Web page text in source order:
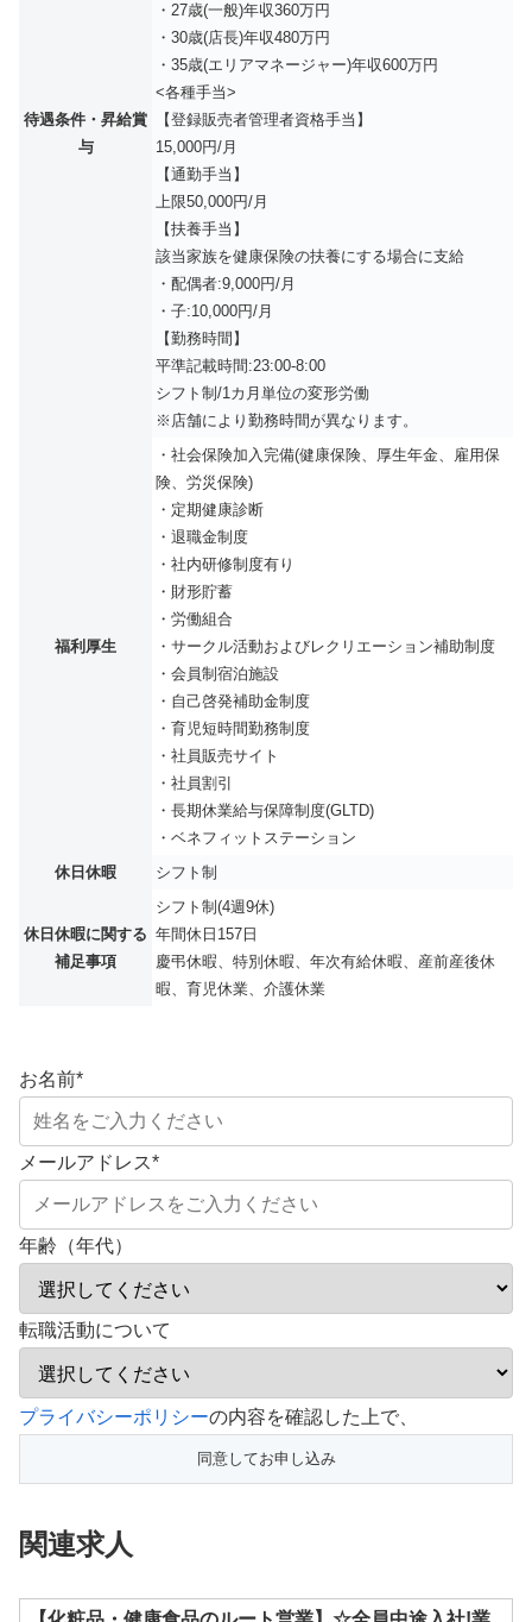
待遇条件・昇給賞
与
・27歳(一般)年収360万円
・30歳(店長)年収480万円
・35歳(エリアマネージャー)年収600万円
<各種手当>
【登録販売者管理者資格手当】
15,000円/月
【通勤手当】
上限50,000円/月
【扶養手当】
該当家族を健康保険の扶養にする場合に支給
・配偶者:9,000円/月
・子:10,000円/月
【勤務時間】
平準記載時間:23:00-8:00
シフト制/1カ月単位の変形労働
※店舗により勤務時間が異なります。
福利厚生
・社会保険加入完備(健康保険、厚生年金、雇用保
険、労災保険)
・定期健康診断
・退職金制度
・社内研修制度有り
・財形貯蓄
・労働組合
・サークル活動およびレクリエーション補助制度
・会員制宿泊施設
・自己啓発補助金制度
・育児短時間勤務制度
・社員販売サイト
・社員割引
・長期休業給与保障制度(GLTD)
・ベネフィットステーション
休日休暇
シフト制
休日休暇に関する
補足事項
シフト制(4週9休)
年間休日157日
慶弔休暇、特別休暇、年次有給休暇、産前産後休
暇、育児休業、介護休業
お名前*
メールアドレス*
年齢（年代）
転職活動について
こ
フ
ー
プライバシーポリシーの内容を確認した上で、
関連求人